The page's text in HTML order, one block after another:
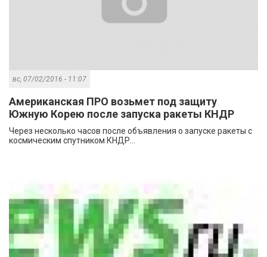
вс, 07/02/2016 - 11:07
Американская ПРО возьмет под защиту
Южную Корею после запуска ракеты КНДР
Через несколько часов после объявления о запуске ракеты с
космическим спутником КНДР...